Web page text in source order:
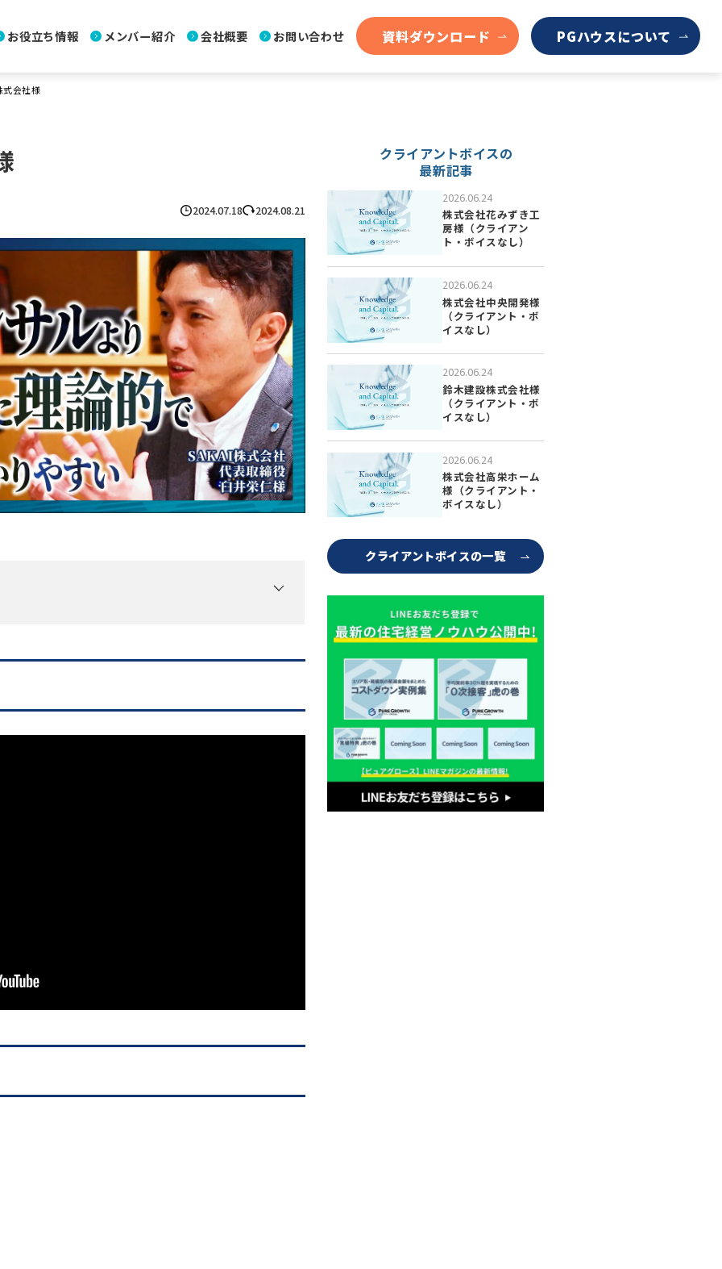
お役立ち情報 メンバー紹介 会社概要 お問い合わせ 資料ダウンロード PGハウスについて
式会社様
2024.07.18 2024.08.21
クライアントボイスの
最新記事
2026.06.24
株式会社花みずき工
房様（クライアン
ト・ボイスなし）
2026.06.24
株式会社中央開発様
（クライアント・ボ
イスなし）
2026.06.24
鈴木建設株式会社様
（クライアント・ボ
イスなし）
2026.06.24
株式会社高栄ホーム
様（クライアント・
ボイスなし）
クライアントボイスの一覧